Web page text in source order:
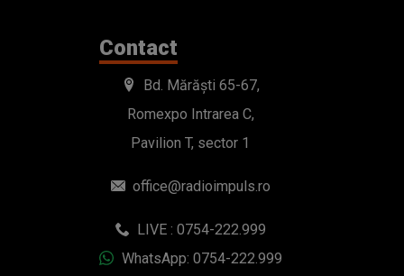
Contact
Bd. Mărăști 65-67,
Romexpo Intrarea C,
Pavilion T, sector 1
office@radioimpuls.ro
LIVE : 0754-222.999
WhatsApp: 0754-222.999